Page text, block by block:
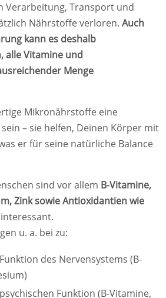
Verarbeitung, Transport und
Nährstoffe verloren. Auch
kann es deshalb
alle Vitamine und
Menge
Mikronährstoffe eine
– sie helfen, Deinen Körper mit
er für seine natürliche Balance
sind vor allem B-Vitamine,
Zink sowie Antioxidantien wie
interessant.
u. a. bei zu:
des Nervensystems (B-
Funktion (B-Vitamine,